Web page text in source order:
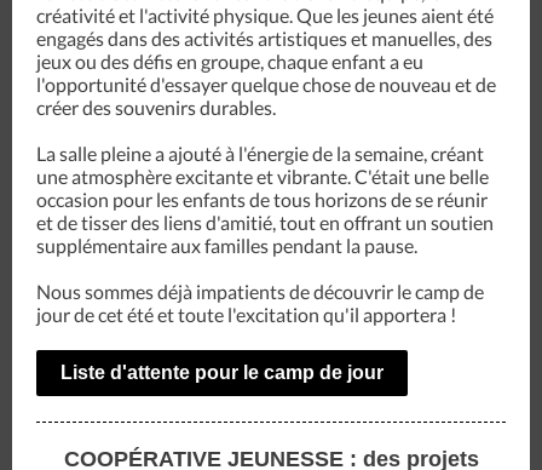
créativité et l'activité physique. Que les jeunes aient été
engagés dans des activités artistiques et manuelles, des
jeux ou des défis en groupe, chaque enfant a eu
l'opportunité d'essayer quelque chose de nouveau et de
créer des souvenirs durables.
La salle pleine a ajouté à l'énergie de la semaine, créant
une atmosphère excitante et vibrante. C'était une belle
occasion pour les enfants de tous horizons de se réunir
et de tisser des liens d'amitié, tout en offrant un soutien
supplémentaire aux familles pendant la pause.
Nous sommes déjà impatients de découvrir le camp de
jour de cet été et toute l'excitation qu'il apportera !
Liste d'attente pour le camp de jour
COOPÉRATIVE JEUNESSE : des projets